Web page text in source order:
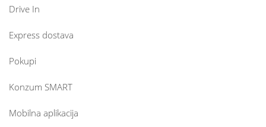
Drive In
Express dostava
Pokupi
Konzum SMART
Mobilna aplikacija